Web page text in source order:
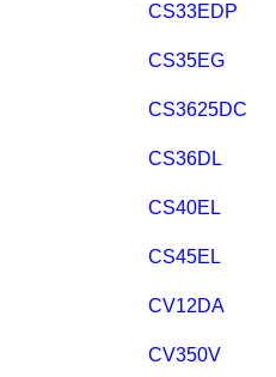
CS33EDP
CS35EG
CS3625DC
CS36DL
CS40EL
CS45EL
CV12DA
CV350V